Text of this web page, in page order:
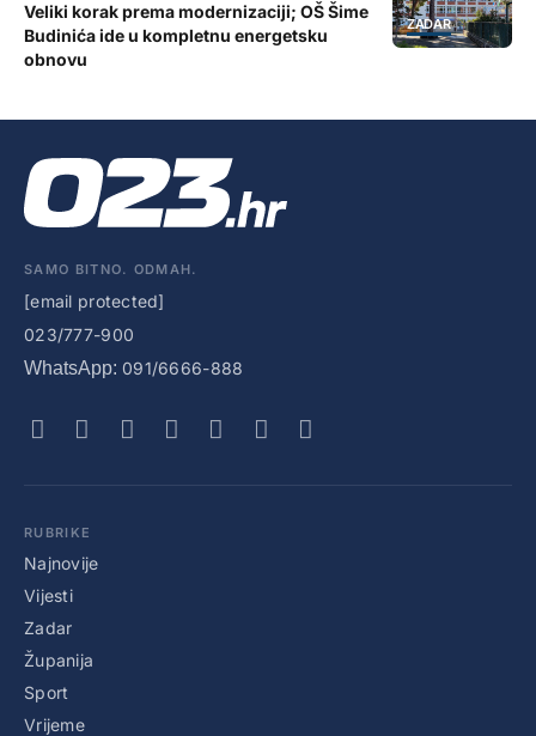
ZADAR
Veliki korak prema modernizaciji; OŠ Šime
Budinića ide u kompletnu energetsku
obnovu
SAMO BITNO. ODMAH.
[email protected]
023/777-900
WhatsApp: 091/6666-888
RUBRIKE
Najnovije
Vijesti
Zadar
Županija
Sport
Vrijeme